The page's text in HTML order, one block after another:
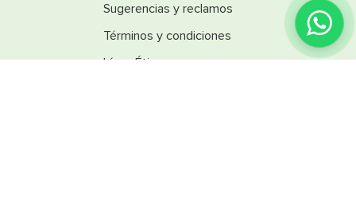
Sugerencias y reclamos
Términos y condiciones
Línea Ética